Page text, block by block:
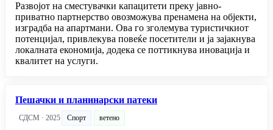
Развојот на сместувачки капацитети преку јавно-
приватно партнерство овозможува пренамена на објекти,
изградба на апартмани. Ова го зголемува туристичкиот
потенцијал, привлекува повеќе посетители и ја зајакнува
локалната економија, додека се поттикнува иновација и
квалитет на услуги.
Пешачки и планинарски патеки
СДСМ · 2025 Спорт ветено